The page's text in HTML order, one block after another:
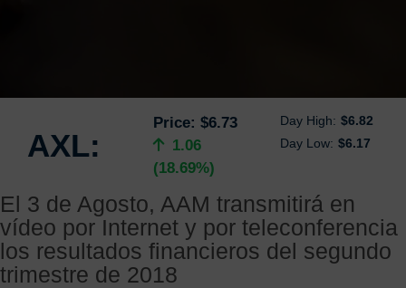
AXL:
Price: $6.73 Day High: $6.82
1.06
(18.69%)
Day Low: $6.17
El 3 de Agosto, AAM transmitirá en
vídeo por Internet y por teleconferencia
los resultados financieros del segundo
trimestre de 2018